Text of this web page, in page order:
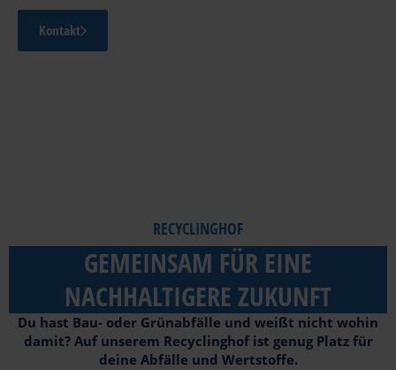
Kontakt
RECYCLINGHOF
GEMEINSAM FÜR EINE
NACHHALTIGERE ZUKUNFT
Du hast Bau- oder Grünabfälle und weißt nicht wohin
damit? Auf unserem Recyclinghof ist genug Platz für
deine Abfälle und Wertstoffe.